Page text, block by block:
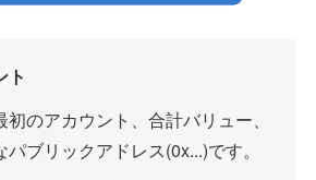
ト
のアカウント、合計バリュー、
ブリックアドレス(0x...)です。